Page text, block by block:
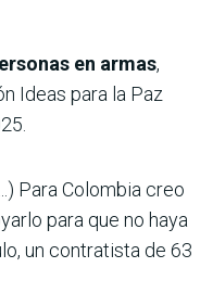
en armas,
Ideas para la Paz
Para Colombia creo
para que no haya
un contratista de 63